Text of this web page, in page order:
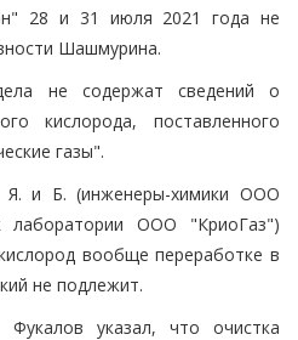
28 и 31 июля 2021 года не
Шашмурина.
не содержат сведений о
кислорода, поставленного
газы".
Я. и Б. (инженеры-химики ООО
лаборатории ООО "КриоГаз")
вообще переработке в
не подлежит.
указал, что очистка